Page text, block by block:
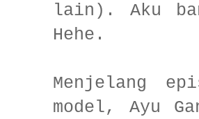
lain). Aku
Hehe.
Menjelang
model, Ayu